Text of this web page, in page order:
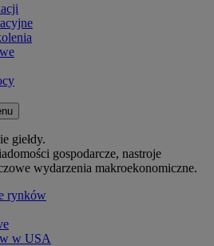
giełdy.
gospodarcze, nastroje
wydarzenia makroekonomiczne.
rynków
w USA